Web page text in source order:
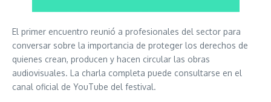
El primer encuentro reunió a profesionales del sector para
conversar sobre la importancia de proteger los derechos de
quienes crean, producen y hacen circular las obras
audiovisuales. La charla completa puede consultarse en el
canal oficial de YouTube del festival.